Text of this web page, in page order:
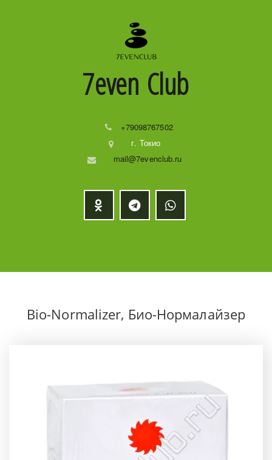
7even Club
+79098767502
г. Токио
mail@7evenclub.ru
Bio-Normalizer, Био-Нормалайзер